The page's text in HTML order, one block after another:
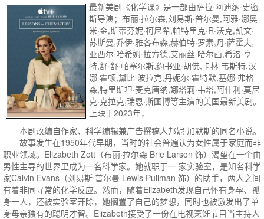
最新美剧《化学课》是一部由萨拉·阿迪纳·史密
斯导演；布丽·拉尔森,刘易斯·普尔曼,阿雅·娜奥
米·金,斯蒂芬妮·柯尼希,帕特里克·R·沃克,凯文·
苏斯曼,乔伊·雅各布森,赫伯特·罗素,丹·萨霍夫,
亚西尔·哈希姆·拉方德,艾丽丝·哈尔西,希洛·亨
特,舒·舒·帕塞尔斯,约书亚·胡佛,卡林·韦斯特,汉
娜·霍顿,黛比·波拉克,丹妮尔·霍特默,基娜·弗格
森,特里斯坦·麦克唐纳,娜塔莉·韦塔,阿什利·莫尼
克·克拉克,瑞恩·斯图博等主演的美国最新美剧。
上映于2023年，
本剧改编自作家、科学编辑兼广告撰稿人邦妮·加默斯的同名小说。
故事发生在1950年代早期，当时的社会普遍认为女性属于家庭而非
职业领域。Elizabeth Zott（布丽·拉尔森 Brie Larson 饰）渴望在一个由
男性主导的世界里成为一名科学家。她就职于一 家实验室，是知名科学
家Calvin Evans（刘易斯·普尔曼 Lewis Pullman 饰）的助手，两人之间
有着非同寻常的化学反应。然而，随着Elizabeth发现自己怀有身孕、孤
身一人，还被实验室开除，她搁置了自己的梦想，同时也被激发出了单
身母亲独有的聪明才智。Elizabeth接受了一份在电视烹饪节目当主持人